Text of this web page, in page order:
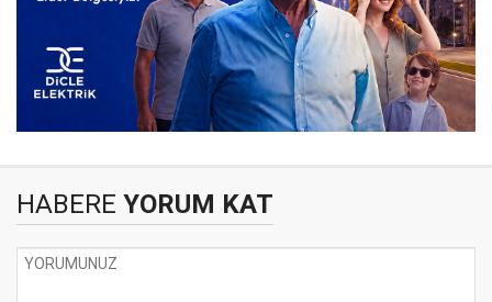
HABERE YORUM KAT